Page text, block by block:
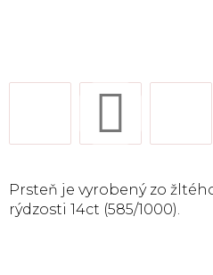
Prsteň je vyrobený zo
rýdzosti 14ct (585/1000).